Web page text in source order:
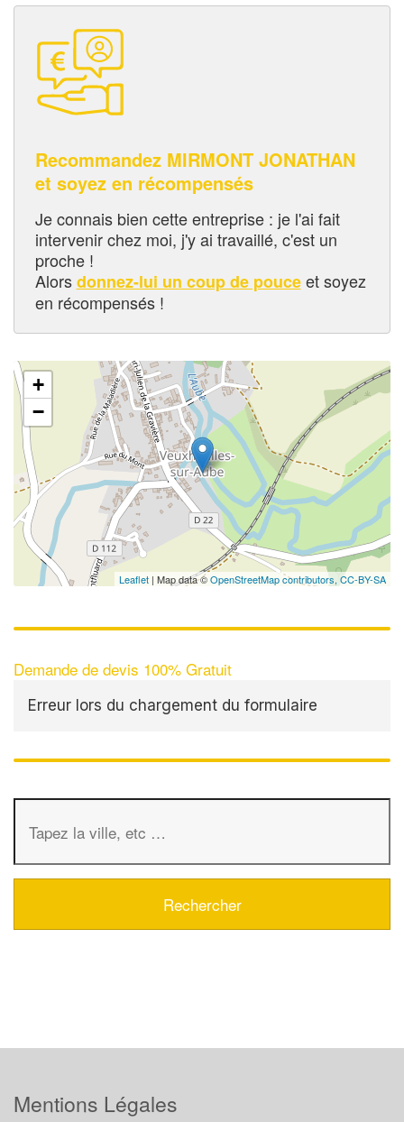
Recommandez MIRMONT JONATHAN
et soyez en récompensés
Je connais bien cette entreprise : je l'ai fait
intervenir chez moi, j'y ai travaillé, c'est un
proche !
Alorsdonnez-lui un coup de pouceet soyez
en récompensés !
+
−
Leaflet | Map data ©OpenStreetMap contributors, CC-BY-SA
Demande de devis 100% Gratuit
Erreur lors du chargement du formulaire
Mentions Légales